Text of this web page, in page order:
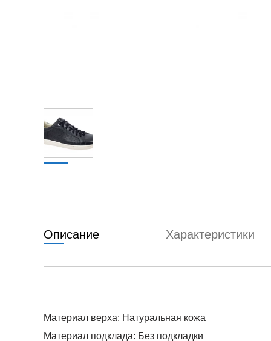
Описание Характеристики
Материал верха: Натуральная кожа
Материал подклада: Без подкладки